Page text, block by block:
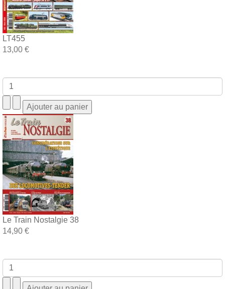
LT455
13,00 €
Le Train Nostalgie 38
14,90 €